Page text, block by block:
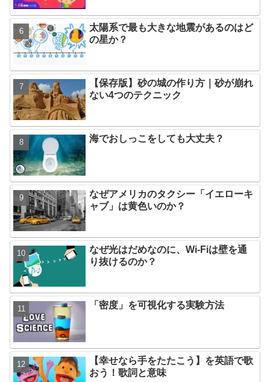
太陽系で最も大きな地震があるのはど
の星か？
【保存版】砂の城の作り方｜砂が崩れ
ない4つのテクニック
海でおしっこをしても大丈夫？
なぜアメリカのタクシー「イエローキ
ャブ」は黄色いのか？
なぜ光はだめなのに、Wi-Fiは壁を通
り抜けるのか？
「密度」を可視化する実験方法
【幸せなら手をたたこう】を英語で歌
おう！歌詞と意味